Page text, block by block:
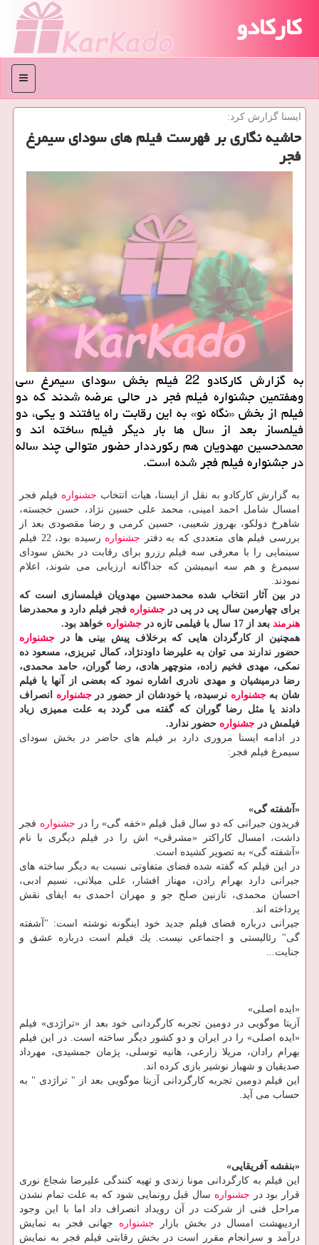
کارکادو
منو
ایسنا گزارش كرد:
حاشیه نگاری بر فهرست فیلم های سودای سیمرغ
فجر
به گزارش كاركادو 22 فیلم بخش سودای سیمرغ سی
وهفتمین جشنواره فیلم فجر در حالی عرضه شدند كه دو
فیلم از بخش «نگاه نو» به این رقابت راه یافتند و یكی، دو
فیلمساز بعد از سال ها بار دیگر فیلم ساخته اند و
محمدحسین مهدویان هم ركورددار حضور متوالی چند ساله
در جشنواره فیلم فجر شده است.
به گزارش كاركادو به نقل از ایسنا، هیات انتخاب جشنواره فیلم فجر
امسال شامل احمد امینی، محمد علی حسین نژاد، حسن خجسته،
شاهرخ دولكو، بهروز شعیبی، حسین كرمی و رضا مقصودی بعد از
بررسی فیلم های متعددی كه به دفتر جشنواره
رسیده بود، 22 فیلم
سینمایی را با معرفی سه فیلم رزرو برای رقابت در بخش سودای
سیمرغ و هم سه انیمیشن كه جداگانه ارزیابی می شوند، اعلام
نمودند.
در بین آثار انتخاب شده محمدحسین مهدویان فیلمسازی است كه
برای چهارمین سال پی در پی درجشنواره فجر فیلم دارد و محمدرضا
هنرمند بعد از 17 سال با فیلمی تازه در جشنواره خواهد بود.
همچنین از كارگردان هایی كه برخلاف پیش بینی ها در جشنواره
حضور ندارند می توان به علیرضا داودنژاد، كمال تبریزی، مسعود ده
نمكی، مهدی فخیم زاده، منوچهر هادی، رضا گوران، حامد محمدی،
رضا درمیشیان و مهدی نادری اشاره نمود كه بعضی از آنها یا فیلم
شان بهجشنواره نرسیده، یا خودشان از حضور درجشنواره انصراف
دادند یا مثل رضا گوران كه گفته می گردد به علت ممیزی زیاد
فیلمش در جشنواره حضور ندارد.
در ادامه ایسنا مروری دارد بر فیلم های حاضر در بخش سودای
سیمرغ فیلم فجر:
«آشفته گی»
فریدون جیرانی كه دو سال قبل فیلم «خفه گی» را در جشنواره فجر
داشت، امسال كاراكتر «مشرقی» اش را در فیلم دیگری با نام
«آشفته گی» به تصویر كشیده است.
در این فیلم كه گفته شده فضای متفاوتی نسبت به دیگر ساخته های
جیرانی دارد بهرام رادن، مهناز افشار، علی میلانی، نسیم ادبی،
احسان محمدی، نازنین صلح جو و مهران احمدی به ایفای نقش
پرداخته اند.
جیرانی درباره فضای فیلم جدید خود اینگونه نوشته است: "آشفته
گی" رئالیستی و اجتماعی نیست. یك فیلم است درباره عشق و
جنایت...
«ایده اصلی»
آزیتا موگویی در دومین تجربه كارگردانی خود بعد از «تراژدی» فیلم
«ایده اصلی» را در ایران و دو كشور دیگر ساخته است. در این فیلم
بهرام رادان، مریلا زارعی، هانیه توسلی، پژمان جمشیدی، مهرداد
صدیقیان و شهباز نوشیر بازی كرده اند.
این فیلم دومین تجربه كارگردانی آزیتا موگویی بعد از " تراژدی " به
حساب می آید.
«بنفشه آفریقایی»
این فیلم به كارگردانی مونا زندی و تهیه كنندگی علیرضا شجاع نوری
قرار بود در جشنواره سال قبل رونمایی شود كه به علت تمام نشدن
مراحل فنی از شركت در آن رویداد انصراف داد اما با این وجود
اردیبهشت امسال در بخش بازار جشنواره جهانی فجر به نمایش
درآمد و سرانجام مقرر است در بخش رقابتی فیلم فجر به نمایش